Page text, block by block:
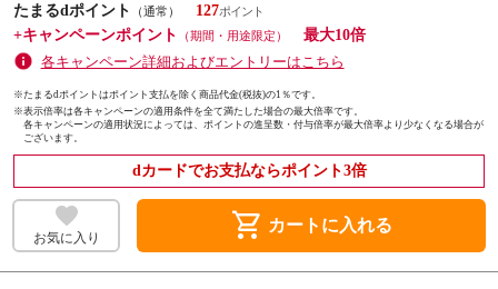
たまるdポイント
（通常）
127
+キャンペーンポイント
（期間・用途限定）
最大10倍
各キャンペーン詳細およびエントリーはこちら
※たまるdポイントはポイント支払を除く商品代金(税抜)の1％です。
※表示倍率は各キャンペーンの適用条件を全て満たした場合の最大倍率です。
各キャンペーンの適用状況によっては、ポイントの進呈数・付与倍率が最大倍率より少なくなる場合が
ございます。
dカードでお支払ならポイント3倍
お気に入り shopping_cart カートに入れる